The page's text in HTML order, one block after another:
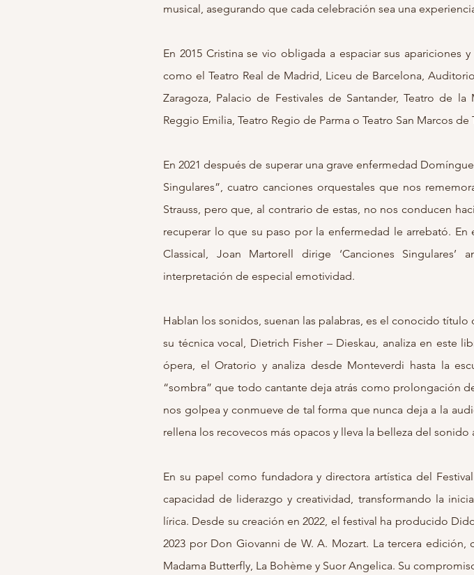
musical, asegurando que cada celebración sea una
En 2015 Cristina se vio obligada a espaciar sus
como el Teatro Real de Madrid, Liceu de Barcelona,
Zaragoza, Palacio de Festivales de Santander, Teatro de
Reggio Emilia, Teatro Regio de Parma o Teatro San Marcos de
En 2021 después de superar una grave enfermedad
Singulares”, cuatro canciones orquestales que nos
Strauss, pero que, al contrario de estas, no nos conducen
recuperar lo que su paso por la enfermedad le arrebató.
Classical, Joan Martorell dirige ‘Canciones
interpretación de especial emotividad.
Hablan los sonidos, suenan las palabras, es el conocido
su técnica vocal, Dietrich Fisher – Dieskau, analiza en este
ópera, el Oratorio y analiza desde Monteverdi hasta la
“sombra” que todo cantante deja atrás como prolongación
nos golpea y conmueve de tal forma que nunca deja a la
rellena los recovecos más opacos y lleva la belleza del
En su papel como fundadora y directora artística del
capacidad de liderazgo y creatividad, transformando la
lírica. Desde su creación en 2022, el festival ha producido
2023 por Don Giovanni de W. A. Mozart. La tercera
Madama Butterfly, La Bohème y Suor Angelica. Su